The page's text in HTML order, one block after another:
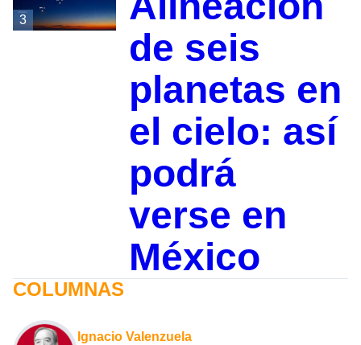
3
de seis
planetas en
el cielo: así
podrá
verse en
México
COLUMNAS
Ignacio Valenzuela